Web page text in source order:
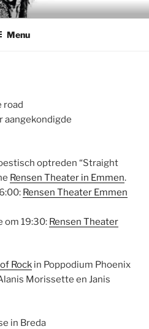
Menu
road
aangekondigde
optreden “Straight
Rensen Theater in Emmen.
Rensen Theater Emmen
om 19:30: Rensen Theater
Rock in Poppodium Phoenix
Morissette en Janis
in Breda